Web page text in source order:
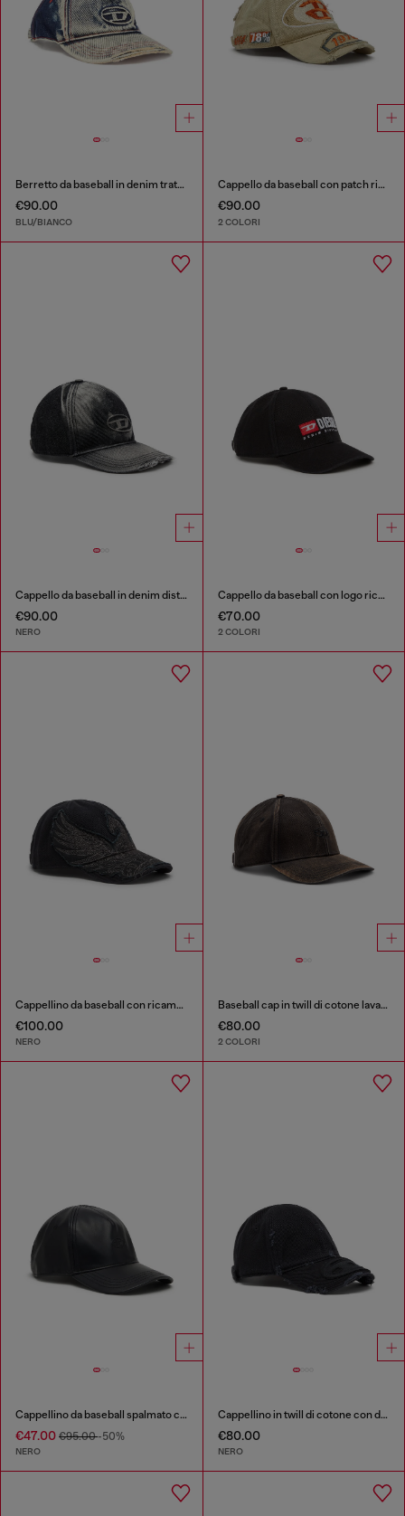
Berretto da baseball in denim trattato
€90.00
BLU/BIANCO
Cappello da baseball con patch ricamate
€90.00
2 COLORI
Cappello da baseball in denim distressed
€90.00
NERO
Cappello da baseball con logo ricamato
€70.00
2 COLORI
Cappellino da baseball con ricamo Phoenix
€100.00
NERO
Baseball cap in twill di cotone lavato
€80.00
2 COLORI
Cappellino da baseball spalmato con logo in rilievo
€47.00 €95.00-50%
NERO
Cappellino in twill di cotone con dettagli distressed
€80.00
NERO